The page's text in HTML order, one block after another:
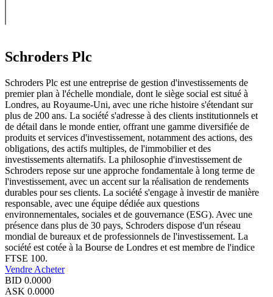
Schroders Plc
Schroders Plc est une entreprise de gestion d'investissements de
premier plan à l'échelle mondiale, dont le siège social est situé à
Londres, au Royaume-Uni, avec une riche histoire s'étendant sur
plus de 200 ans. La société s'adresse à des clients institutionnels et
de détail dans le monde entier, offrant une gamme diversifiée de
produits et services d'investissement, notamment des actions, des
obligations, des actifs multiples, de l'immobilier et des
investissements alternatifs. La philosophie d'investissement de
Schroders repose sur une approche fondamentale à long terme de
l'investissement, avec un accent sur la réalisation de rendements
durables pour ses clients. La société s'engage à investir de manière
responsable, avec une équipe dédiée aux questions
environnementales, sociales et de gouvernance (ESG). Avec une
présence dans plus de 30 pays, Schroders dispose d'un réseau
mondial de bureaux et de professionnels de l'investissement. La
société est cotée à la Bourse de Londres et est membre de l'indice
FTSE 100.
Vendre Acheter
BID 0.0000
ASK 0.0000